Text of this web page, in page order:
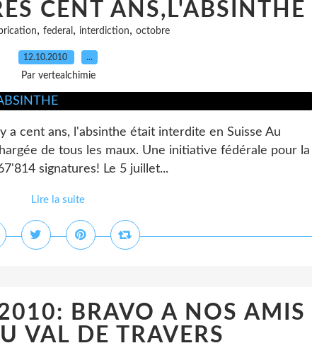
CENT ANS,L'ABSINTHE
, federal , interdiction, octobre
12.10.2010 …
Par vertealchimie
a cent ans, l'absinthe était interdite en Suisse Au
de tous les maux. Une initiative fédérale pour la
signatures! Le 5 juillet...
Lire la suite
BRAVO A NOS AMIS
VAL DE TRAVERS